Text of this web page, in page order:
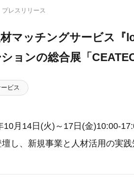
プレスリリース
マッチングサービス『
ションの総合展「
ビス
10月14日(火)～17日(金)10:00-
し、新規事業と人材活用の実